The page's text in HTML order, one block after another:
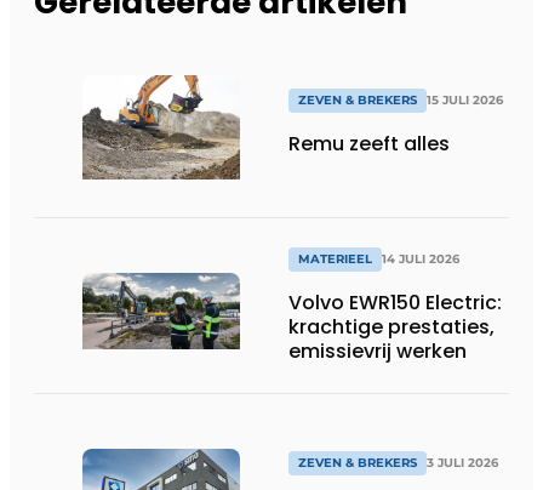
ZEVEN & BREKERS 15 JULI 2026
Remu zeeft alles
MATERIEEL 14 JULI 2026
Volvo EWR150 Electric:
krachtige prestaties,
emissievrij werken
ZEVEN & BREKERS 3 JULI 2026